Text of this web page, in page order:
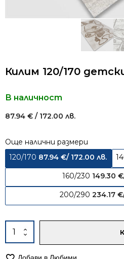
Килим 120/170
В наличност
87.94 € / 172.00 лв.
Още налични размери
120/170 87.94 €/ 172.00 лв.
160/230 149.30 €
200/290 234.17 €
количество
за